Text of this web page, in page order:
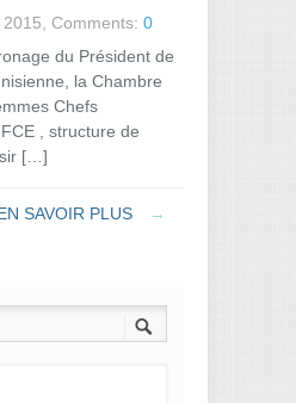
Comments: 0
du Président de
la Chambre
Chefs
, structure de
[…]
SAVOIR PLUS →